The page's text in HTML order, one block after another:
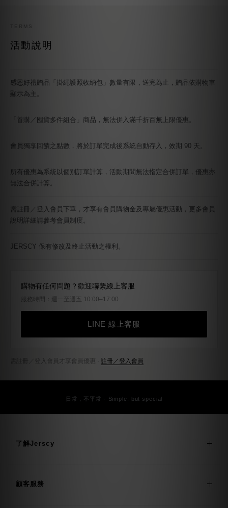
TERMS
活動說明
感恩好禮贈品「掛繩護照收納包」數量有限，送完為止，贈品依購物車
顯示為主。
「首購／囤貨多件組合」商品，無法併入滿千折百無上限優惠。
會員獨享回饋之點數，將於訂單完成後系統自動存入，效期 90 天。
所有優惠為系統以個別訂單計算，活動期間無法指定合併訂單，優惠亦
無法合併計算。
需註冊／登入會員下單，才享有會員購物金及專屬優惠活動，更多會員
說明詳細請參考會員制度。
JERSCY 保有修改及終止活動之權利。
購物有任何問題？歡迎聯繫線上客服
服務時間：週一至週五 10:00–17:00
LINE 線上客服
需註冊／登入會員才享會員優惠 · 註冊／登入會員
日常，不平常 · Simple, but special
了解Jerscy
顧客服務